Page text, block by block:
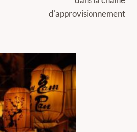
d'approvisionnement